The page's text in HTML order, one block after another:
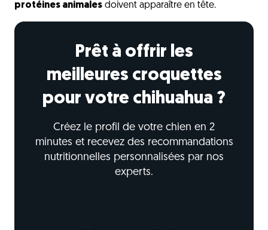
protéines animales doivent apparaître en tête.
Prêt à offrir les
meilleures croquettes
pour votre chihuahua ?
Créez le profil de votre chien en 2
minutes et recevez des recommandations
nutritionnelles personnalisées par nos
experts.